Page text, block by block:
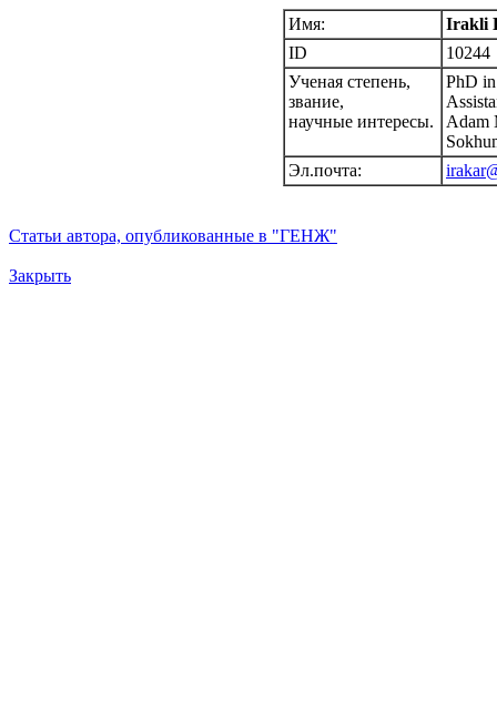
Имя:
Irakli
ID
10244
Ученая степень,
звание,
научные интересы.
PhD
Adam
Эл.почта:
Статьи автора, опубликованные в "ГЕНЖ"
Закрыть